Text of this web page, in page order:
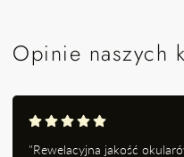
Opinie naszych
"Rewelacyjna jakość